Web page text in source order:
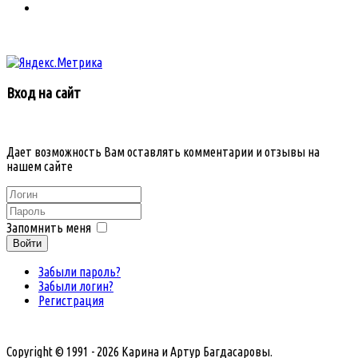
Вход на сайт
Дает возможность Вам оставлять комментарии и отзывы на
нашем сайте
Запомнить меня
Войти
Забыли пароль?
Забыли логин?
Регистрация
Copyright © 1991 - 2026 Карина и Артур Багдасаровы.